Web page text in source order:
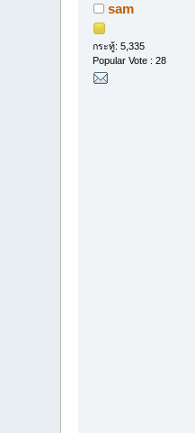
sam
กระทู้: 5,335
Popular Vote : 28